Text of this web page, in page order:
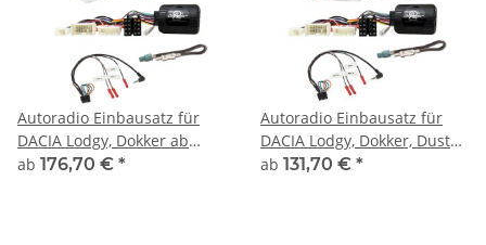
Autoradio Einbausatz für
DACIA Lodgy, Dokker ab
2012 2DIN mit
ab 176,70 € *
Autoradio Einbausatz für
DACIA Lodgy, Dokker, Duster,
Sandero ab 2012 Renault
ab 131,70 € *